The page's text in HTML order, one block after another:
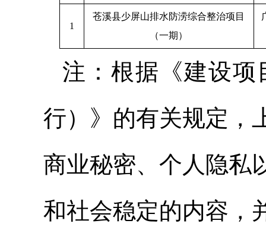
1
苍溪县少屏山排水防涝综合整治项目
（一期）
注：根据《建设项
行）》的有关规定，
商业秘密、个人隐私
和社会稳定的内容，